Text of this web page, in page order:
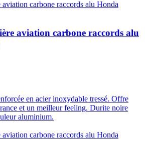
aviation carbone raccords alu
en acier inoxydable tressé. Offre
et un meilleur feeling. Durite noire
aluminium.